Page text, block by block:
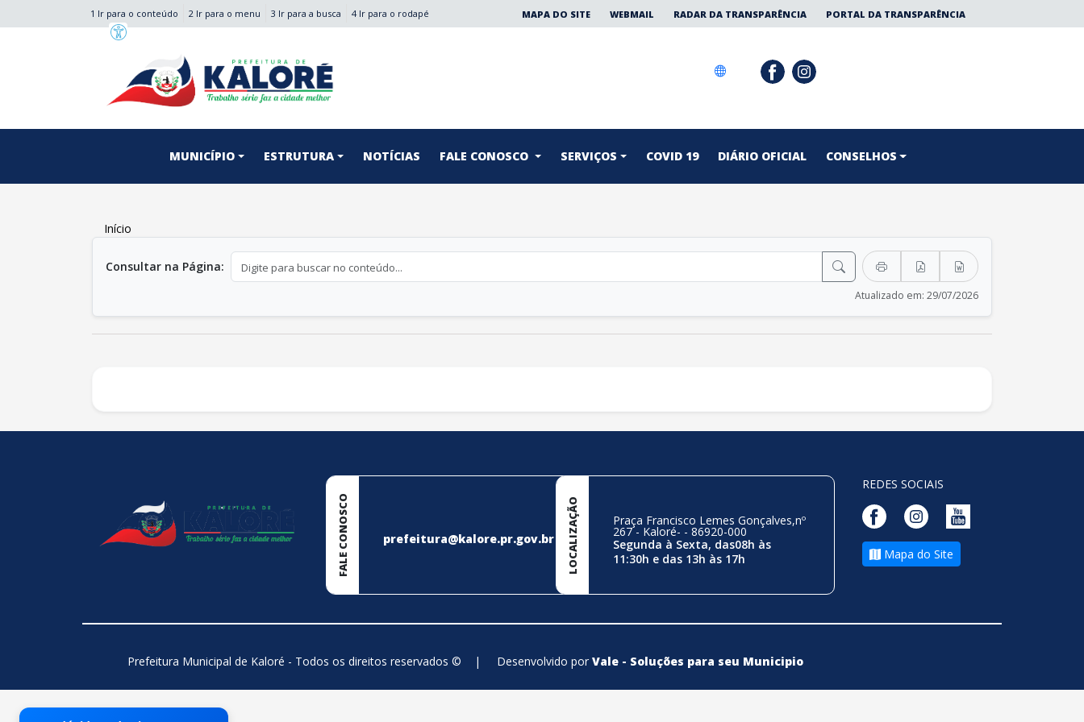
1 Ir para o conteúdo 2 Ir para o menu 3 Ir para a busca 4 Ir para o rodapé MAPA DO SITE WEBMAIL RADAR DA TRANSPARÊNCIA PORTAL DA TRANSPARÊNCIA
MUNICÍPIO ESTRUTURA NOTÍCIAS FALE CONOSCO SERVIÇOS COVID 19 DIÁRIO OFICIAL CONSELHOS
Início
Consultar na Página:
Atualizado em: 29/07/2026
FALE CONOSCO prefeitura@kalore.pr.gov.br LOCALIZAÇÃO Praça Francisco Lemes Gonçalves,nº
267 - Kaloré- - 86920-000
Segunda à Sexta, das08h às
11:30h e das 13h às 17h
REDES SOCIAIS
Mapa do Site
Prefeitura Municipal de Kaloré - Todos os direitos reservados © | Desenvolvido por Vale - Soluções para seu Municipio